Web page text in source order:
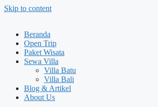
Skip to content
Beranda
Open Trip
Paket Wisata
Sewa Villa
Villa Batu
Villa Bali
Blog & Artikel
About Us